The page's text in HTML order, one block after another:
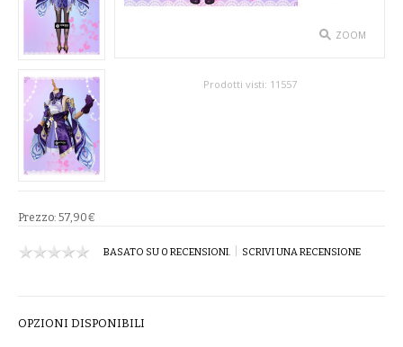
ABITI TEATRALI
BALLETTO
GONNE
SPOSA
ABITI
SOTTOGONNE
VELI
ZOOM
Prodotti visti: 11557
Prezzo: 57,90€
BASATO SU 0 RECENSIONI. SCRIVI UNA RECENSIONE
OPZIONI DISPONIBILI